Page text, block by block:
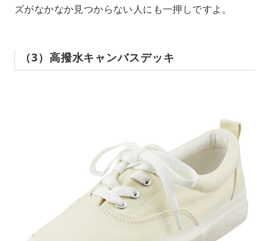
ズがなかなか見つからない人にも一押しですよ。
（3）高撥水キャンバスデッキ